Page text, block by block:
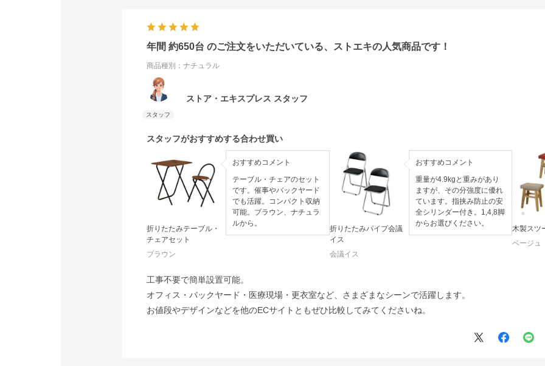
年間 約650台 のご注文をいただいている、ストエキの人気商品です！
商品種別：ナチュラル
ストア・エキスプレス スタッフ
スタッフがおすすめする合わせ買い
折りたたみテーブル・
チェアセット
ブラウン
おすすめコメント
テーブル・チェアのセット
です。催事やバックヤード
でも活躍。コンパクト収納
可能。ブラウン、ナチュラ
ルから。
折りたたみパイプ会議
イス
会議イス
おすすめコメント
重量が4.9kgと重みがあり
ますが、その分強度に優れ
ています。指挟み防止の安
全シリンダー付き。1,4,8脚
からお選びください。
木製スツ
ベージュ
工事不要で簡単設置可能。
オフィス・バックヤード・医療現場・更衣室など、さまざまなシーンで活躍します。
お値段やデザインなどを他のECサイトともぜひ比較してみてくださいね。